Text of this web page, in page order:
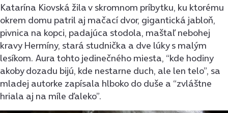
Katarína Kiovská žila v skromnom príbytku, ku ktorému
okrem domu patril aj mačací dvor, gigantická jabloň,
pivnica na kopci, padajúca stodola, maštaľ nebohej
kravy Hermíny, stará studnička a dve lúky s malým
lesíkom. Aura tohto jedinečného miesta, “kde hodiny
akoby dozadu bijú, kde nestarne duch, ale len telo”, sa
mladej autorke zapísala hlboko do duše a “zvláštne
hriala aj na míle ďaleko”.